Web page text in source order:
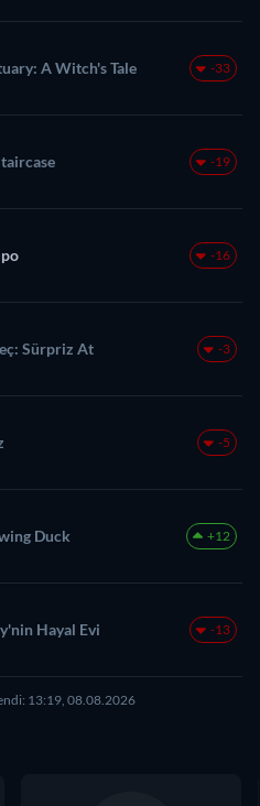
A Witch's Tale -33
-19
-16
Sürpriz At -3
-5
Duck +12
Hayal Evi -13
13:19, 08.08.2026